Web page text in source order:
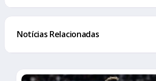
Notícias Relacionadas